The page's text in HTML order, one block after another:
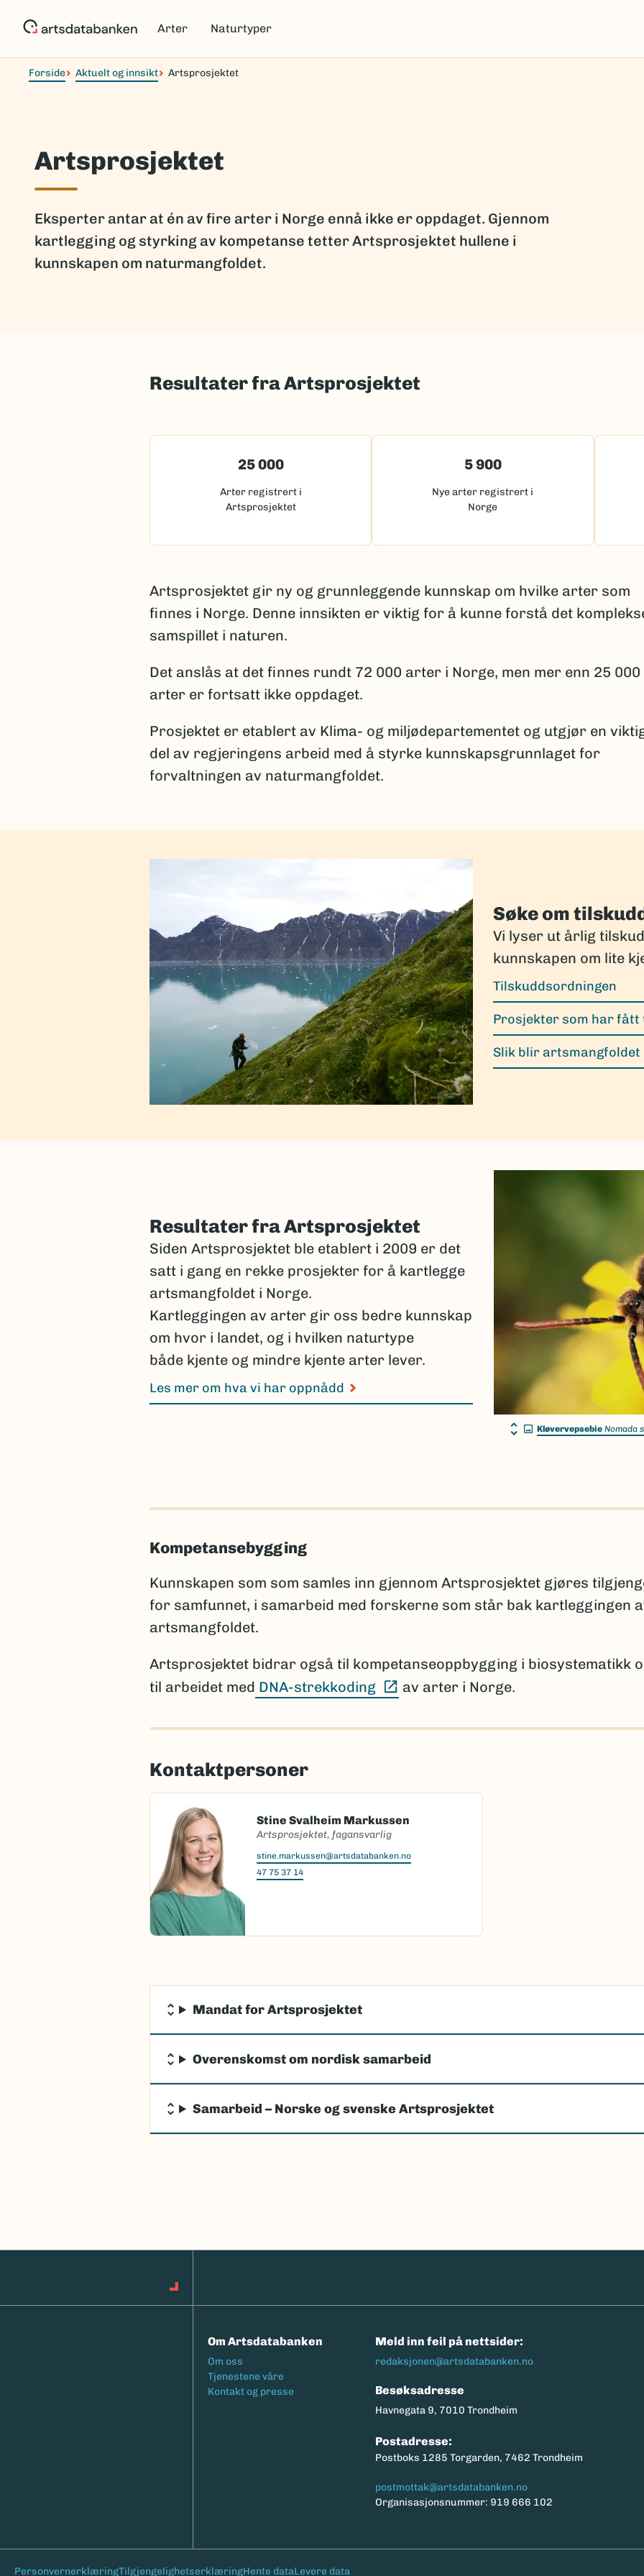
Arter Naturtyper
Forside Aktuelt og innsikt Artsprosjektet
Artsprosjektet
Eksperter antar at én av fire arter i Norge ennå ikke er oppdaget. Gjennom
kartlegging og styrking av kompetanse tetter Artsprosjektet hullene i
kunnskapen om naturmangfoldet.
Resultater fra Artsprosjektet
25 000
Arter registrert i
Artsprosjektet
5 900
Nye arter registrert i
Norge
Artsprosjektet gir ny og grunnleggende kunnskap om hvilke arter som
finnes i Norge. Denne innsikten er viktig for å kunne forstå det
samspillet i naturen.
Det anslås at det finnes rundt 72 000 arter i Norge, men mer enn 25 000
arter er fortsatt ikke oppdaget.
Prosjektet er etablert av Klima- og miljødepartementet og utgjør en
del av regjeringens arbeid med å styrke kunnskapsgrunnlaget for
forvaltningen av naturmangfoldet.
Søke om
Vi lyser ut årlig
kunnskapen om lite
Tilskuddsordningen
Prosjekter som har fått
Slik blir
Kløvervepsebie Nomada
Resultater fra Artsprosjektet
Siden Artsprosjektet ble etablert i 2009 er det
satt i gang en rekke prosjekter for å kartlegge
artsmangfoldet i Norge.
Kartleggingen av arter gir oss bedre kunnskap
om hvor i landet, og i hvilken naturtype
både kjente og mindre kjente arter lever.
Les mer om hva vi har oppnådd
Kompetansebygging
Kunnskapen som som samles inn gjennom Artsprosjektet gjøres
for samfunnet, i samarbeid med forskerne som står bak kartleggingen
artsmangfoldet.
Artsprosjektet bidrar også til kompetanseoppbygging i biosystematikk
til arbeidet med DNA-strekkoding (Ekstern lenke)
av arter i Norge.
Kontaktpersoner
Stine Svalheim Markussen
Artsprosjektet, fagansvarlig
stine.markussen@artsdatabanken.no
47 75 37 14
Mandat for Artsprosjektet
Overenskomst om nordisk samarbeid
Samarbeid – Norske og svenske Artsprosjektet
Om Artsdatabanken
Footermeny
Om oss
Tjenestene våre
Kontakt og presse
Meld inn feil på nettsider:
redaksjonen@artsdatabanken.no
Besøksadresse
Havnegata 9, 7010 Trondheim
Postadresse:
Postboks 1285 Torgarden, 7462 Trondheim
postmottak@artsdatabanken.no
Organisasjonsnummer: 919 666 102
Bunntekst
PersonvernerklæringTilgjengelighetserklæringHente dataLevere data